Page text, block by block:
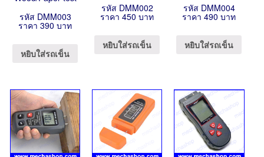
รหัส DMM003
ราคา 390 บาท
หยิบใส่รถเข็น
รหัส DMM002
ราคา 450 บาท
หยิบใส่รถเข็น
รหัส DMM004
ราคา 490 บาท
หยิบใส่รถเข็น